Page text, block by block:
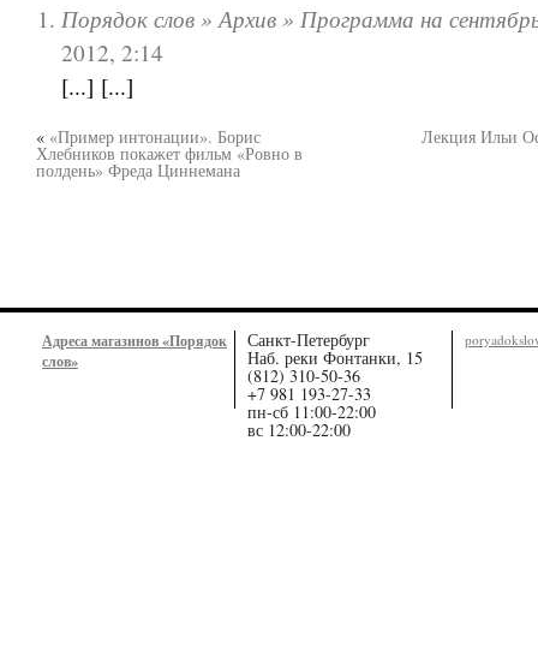
Порядок слов » Архив » Программа на
2012, 2:14
[...] [...]
« «Пример интонации». Борис
Хлебников покажет фильм «Ровно в
полдень» Фреда Циннемана
Лекция Ильи
Адреса магазинов «Порядок
слов»
Санкт-Петербург
Наб. реки Фонтанки, 15
(812) 310-50-36
+7 981 193-27-33
пн-сб 11:00-22:00
вс 12:00-22:00